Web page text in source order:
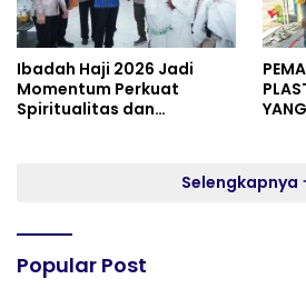
Ibadah Haji 2026 Jadi
Momentum Perkuat
Spiritualitas dan
Selengkapnya
Popular Post